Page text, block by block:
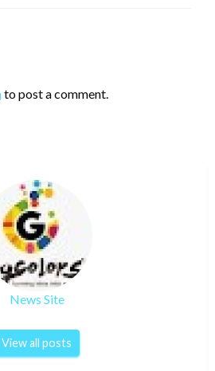
to post a comment.
News Site
View all posts